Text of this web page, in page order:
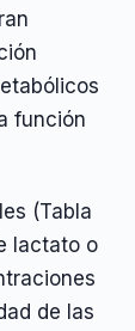
función
(Tabla
lactato o
de las